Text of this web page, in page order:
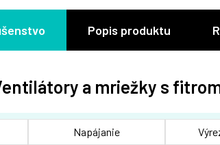
Popis produktu
a mriežky s fitrom
Napájanie